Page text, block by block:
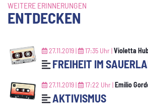
WEITERE ERINNERUNGEN
ENTDECKEN
27.11.2019 | 17:35 Uhr |Violetta
FREIHEIT IM
27.11.2019 | 17:22 Uhr |Emilio
AKTIVISMUS